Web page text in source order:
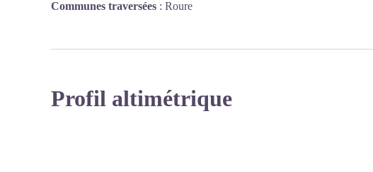
Communes traversées : Roure
Profil altimétrique